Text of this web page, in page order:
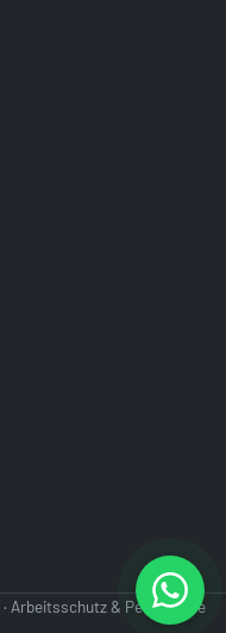
Arbeitsschutz & Persönliche